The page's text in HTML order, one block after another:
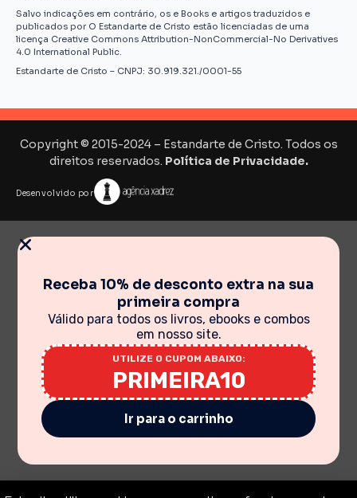
Salvo indicações em contrário, os e Books e artigos traduzidos e
publicados por O Estandarte de Cristo estão licenciadas de uma
licença Creative Commons Attribution-NonCommercial-No Derivatives
4.0 International Public.
Estandarte de Cristo – CNPJ: 30.919.321./0001-55
Copyright © 2015-2024 – Estandarte de Cristo. Todos os
direitos reservados. Política de Privacidade.
Desenvolvido por
Receba 10% de desconto extra na sua
primeira compra
Válido para todos os livros, ebooks e combos
em nosso site.
UTILIZE O CUPOM ABAIXO:
PRIMEIRA10
Ir para o carrinho